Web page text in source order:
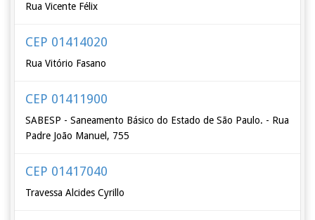
Rua Vicente Félix
CEP 01414020
Rua Vitório Fasano
CEP 01411900
SABESP - Saneamento Básico do Estado de São Paulo. - Rua
Padre João Manuel, 755
CEP 01417040
Travessa Alcides Cyrillo